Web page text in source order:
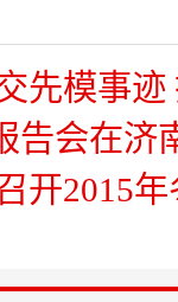
先模事
告会在济
开2015